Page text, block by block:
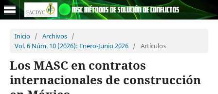
Inicio / Archivos /
Vol. 6 Núm. 10 (2026): Enero-Junio 2026 / Artículos
Los MASC en contratos
internacionales de construcción